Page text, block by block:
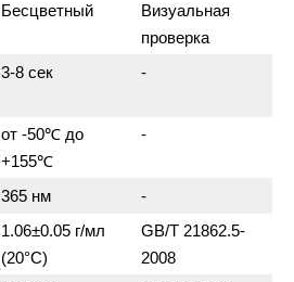
Бесцветный
Визуальная
проверка
3-8 сек -
от -50℃ до
+155℃
-
365 нм
-
1.06±0.05 г/мл
(20°C)
GB/T 21862.5-
2008